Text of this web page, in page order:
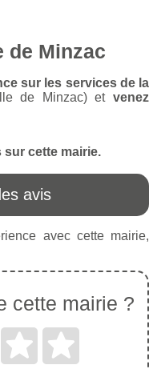
de Minzac
sur les services de la
de Minzac) etvenez
sur cette mairie.
avis
avec cette mairie,
cette mairie ?